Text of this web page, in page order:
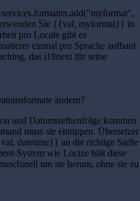
Sie {{val, myformat}} in
pro Locale gibt es
einmal pro Sprache aufbaut
das i18next für seine
ändern?
und Datumsreihenfolge kommen
muss sie eintippen. Übersetzer
datetime}} an die richtige Stelle
System wie Locize hält diese
um sie herum, ohne sie zu